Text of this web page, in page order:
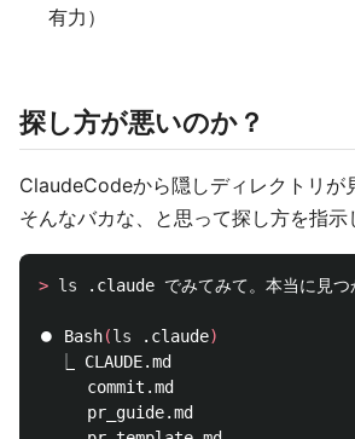
有力）
探し方が悪いのか？
ClaudeCodeから隠しディレクトリが
そんなバカな、と思って探し方を指
> ls .claude でみてみて。本当に見つ
⏺ Bash(ls .claude)
  ⎿ CLAUDE.md
     commit.md
     pr_guide.md